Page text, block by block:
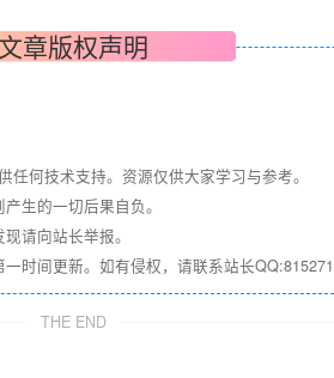
章版权声明
何技术支持。资源仅供大家学习与参考。
生的一切后果自负。
请向站长举报。
时间更新。如有侵权，请联系站长
THE END